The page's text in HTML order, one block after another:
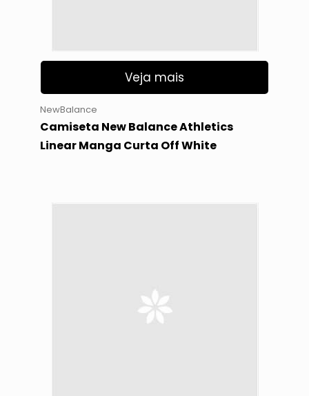
Veja mais
NewBalance
Camiseta New Balance Athletics
Linear Manga Curta Off White